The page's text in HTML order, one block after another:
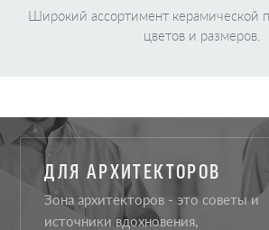
Широкий ассортимент керамической
цветов и размеров.
ДЛЯ АРХИТЕКТОРОВ
Зона архитекторов - это советы и
источники вдохновения,